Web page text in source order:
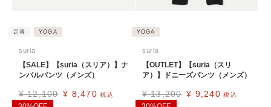
定番 YOGA
suria
【SALE】【suria（スリア）】ナ
ンバルパンツ（メンズ）
¥ 12,100 ¥ 8,470 税込
YOGA
suria
【OUTLET】【suria（スリ
ア）】ドニーズパンツ（メンズ）
¥ 13,200 ¥ 9,240 税込